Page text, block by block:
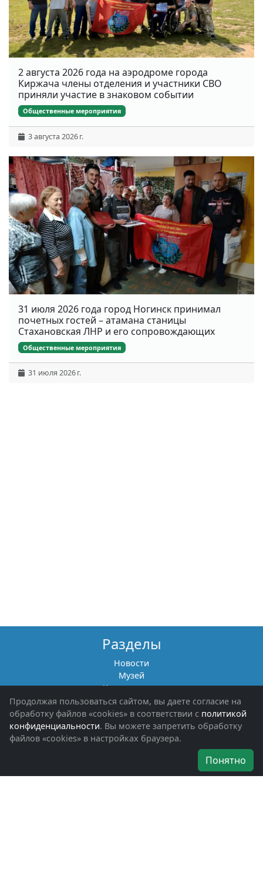
2 августа 2026 года на аэродроме города
Киржача члены отделения и участники СВО
приняли участие в знаковом событии
Общественные мероприятия
3 августа 2026 г.
31 июля 2026 года город Ногинск принимал
почетных гостей – атамана станицы
Стахановская ЛНР и его сопровождающих
Общественные мероприятия
31 июля 2026 г.
Разделы
Новости
Музей
Книги памяти
Фотоальбомы
Обращения граждан
Помощь участникам СВО и их семьям
Об организации
Наши награды
Продолжая пользоваться сайтом, вы даете согласие на
обработку файлов «cookies» в соответствии с политикой
конфиденциальности. Вы можете запретить обработку
файлов «cookies» в настройках браузера.
Понятно